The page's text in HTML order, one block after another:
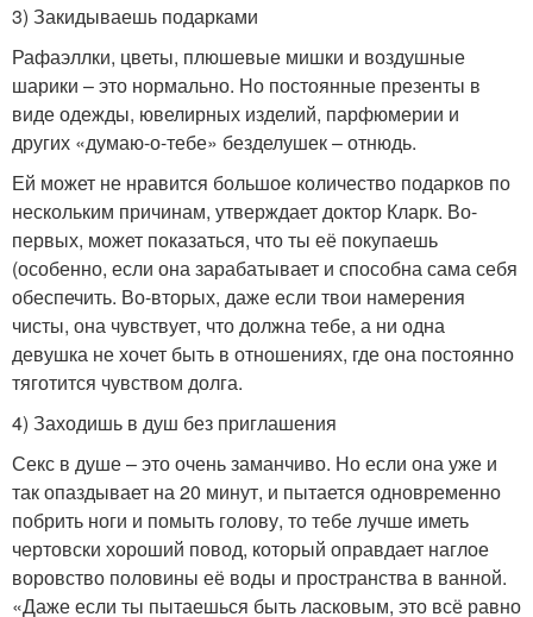
3) Закидываешь подарками
Рафаэллки, цветы, плюшевые мишки и воздушные
шарики – это нормально. Но постоянные презенты в
виде одежды, ювелирных изделий, парфюмерии и
других «думаю-о-тебе» безделушек – отнюдь.
Ей может не нравится большое количество подарков по
нескольким причинам, утверждает доктор Кларк. Во-
первых, может показаться, что ты её покупаешь
(особенно, если она зарабатывает и способна сама себя
обеспечить. Во-вторых, даже если твои намерения
чисты, она чувствует, что должна тебе, а ни одна
девушка не хочет быть в отношениях, где она постоянно
тяготится чувством долга.
4) Заходишь в душ без приглашения
Секс в душе – это очень заманчиво. Но если она уже и
так опаздывает на 20 минут, и пытается одновременно
побрить ноги и помыть голову, то тебе лучше иметь
чертовски хороший повод, который оправдает наглое
воровство половины её воды и пространства в ванной.
«Даже если ты пытаешься быть ласковым, это всё равно